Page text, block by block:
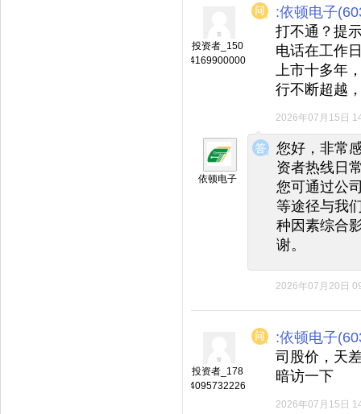
投资者_150
4169900000
:依顿电子
打不通？提
电话在工作
上市十多年
行不断超越
2026年07月15日
◆
◆
依顿电子
您好，非常
资者热线日
您可通过公
等途径与我
种因素综合
谢。
2026年07月20日
投资者_178
4095732226
:依顿电子
司股价，天
暗访一下
2026年07月15日